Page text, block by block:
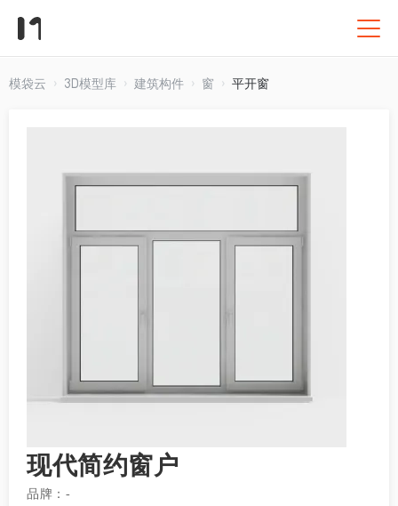
模袋云 3D模型库 建筑构件 窗 平开窗
现代简约窗户
品牌： -